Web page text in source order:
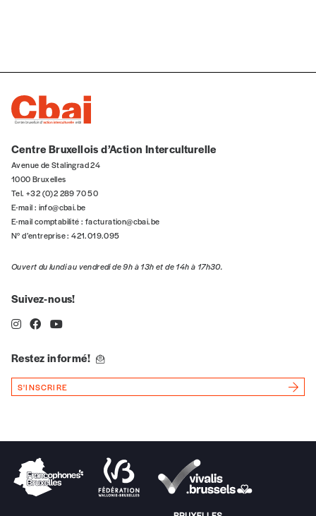
Code postal
Pays
politique de protection des données
personnelles (RGPD)
Centre Bruxellois d’Action Interculturelle
Avenue de Stalingrad 24
1000 Bruxelles
Tel. +32 (0)2 289 70 50
E-mail : info@cbai.be
E-mail comptabilité : facturation@cbai.be
N° d’entreprise : 421.019.095
Ouvert du lundi au vendredi de 9h à 13h et de 14h à 17h30.
Suivez-nous!
Restez informé!
S'INSCRIRE